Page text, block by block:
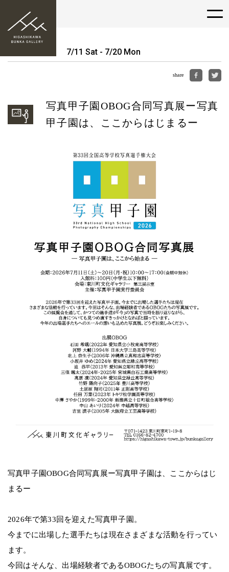
7/11 Sat - 7/20 Mon
share
写真甲子園OBOG合同写真展ー写真
甲子園は、ここからはじまるー
写真甲子園OBOG合同写真展ー写真甲子園は、ここからはじ
まるー
2026年で第33回を迎えた写真甲子園。
今までに出場した選手たちは現在さまざまな活動を行ってい
ます。
今回はそんな、出場経験者であるOBOGたちの写真展です。